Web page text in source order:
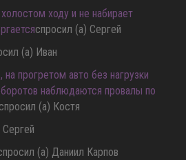
ходу и не набирает
спросил (а) Сергей
(а) Иван
прогретом авто без нагрузки
наблюдаются провалы по
спросил (а) Костя
(а) Даниил Карпов